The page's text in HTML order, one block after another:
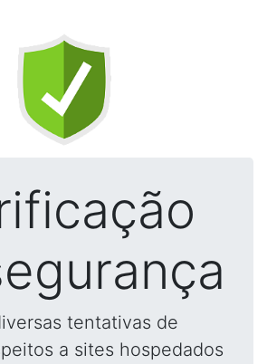
tentativas de
a sites hospedados